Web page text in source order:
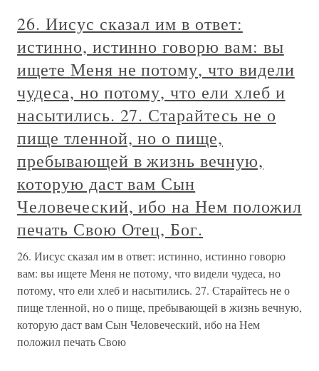
26. Иисус сказал им в ответ:
истинно, истинно говорю вам: вы
ищете Меня не потому, что видели
чудеса, но потому, что ели хлеб и
насытились. 27. Старайтесь не о
пище тленной, но о пище,
пребывающей в жизнь вечную,
которую даст вам Сын
Человеческий, ибо на Нем положил
печать Свою Отец, Бог.
26. Иисус сказал им в ответ: истинно, истинно говорю
вам: вы ищете Меня не потому, что видели чудеса, но
потому, что ели хлеб и насытились. 27. Старайтесь не о
пище тленной, но о пище, пребывающей в жизнь вечную,
которую даст вам Сын Человеческий, ибо на Нем
положил печать Свою